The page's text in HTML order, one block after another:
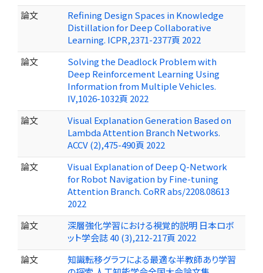
論文
Refining Design Spaces in Knowledge
Distillation for Deep Collaborative
Learning. ICPR,2371-2377頁 2022
論文
Solving the Deadlock Problem with
Deep Reinforcement Learning Using
Information from Multiple Vehicles.
IV,1026-1032頁 2022
論文
Visual Explanation Generation Based on
Lambda Attention Branch Networks.
ACCV (2),475-490頁 2022
論文
Visual Explanation of Deep Q-Network
for Robot Navigation by Fine-tuning
Attention Branch. CoRR abs/2208.08613
2022
論文
深層強化学習における視覚的説明 日本ロボ
ット学会誌 40 (3),212-217頁 2022
論文
知識転移グラフによる最適な半教師あり学習